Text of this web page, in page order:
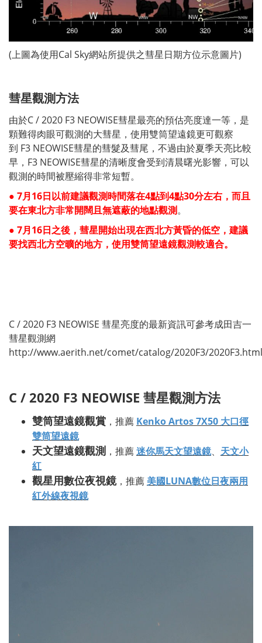
(上圖為使用Cal Sky網站所提供之彗星日期方位示意圖片)
彗星觀測方法
由於C / 2020 F3 NEOWISE彗星最亮的預估亮度達一等，是
顆難得肉眼可觀測的大彗星，使用雙筒望遠鏡更可觀察
到 F3 NEOWISE彗星的彗髮及彗尾，不過由於夏季天亮比較
早， F3 NEOWISE彗星的清晰度會受到清晨曙光影響，可以
觀測的時間被壓縮得非常短暫。
● 7月16日以前建議觀測時間落在4點到4點30分左右，而且
要在東北方非常開闊且無遮蔽的地點觀測。
● 7月16日之後，彗星開始出現在西北方黃昏的低空，建議
要找西北方空曠的地方，使用雙筒望遠鏡觀測較適合。
C / 2020 F3 NEOWISE 彗星亮度的最新資訊可參考成田吉一
彗星觀測網
http://www.aerith.net/comet/catalog/2020F3/2020F3.html
C / 2020 F3 NEOWISE 彗星觀測方法
雙筒望遠鏡觀賞 ，推薦 Kenko Artos 7X50 大口徑
雙筒望遠鏡
天文望遠鏡觀測 ，推薦迷你馬天文望遠鏡、 天文小
紅
觀星用數位夜視鏡，推薦 美國LUNA數位日夜兩用
紅外線夜視鏡